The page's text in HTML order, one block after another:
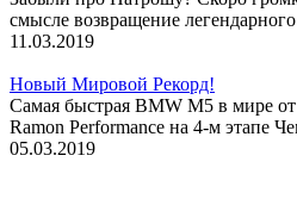
смысле возвращение
11.03.2019
Новый Мировой Рекорд!
Cамая быстрая BMW M5 в мире
Ramon Performance на 4-м этапе
05.03.2019